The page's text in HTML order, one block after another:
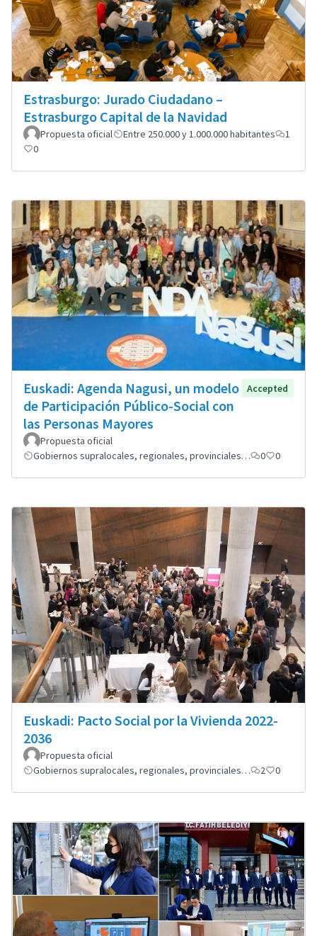
Estrasburgo: Jurado Ciudadano –
Estrasburgo Capital de la Navidad
Propuesta oficial Entre 250.000 y 1.000.000 habitantes
1
0
Euskadi: Agenda Nagusi, un modelo
de Participación Público-Social con
las Personas Mayores
Accepted
Propuesta oficial
Gobiernos supralocales, regionales, provinciales…
0 0
Euskadi: Pacto Social por la Vivienda 2022-
2036
Propuesta oficial
Gobiernos supralocales, regionales, provinciales…
2 0